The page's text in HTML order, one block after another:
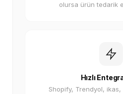
olursa ürün tedarik
Hızlı
Shopify, Trendyol,